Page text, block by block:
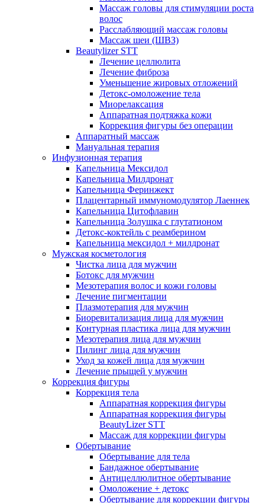
Массаж головы для стимуляции роста
волос
Расслабляющий массаж головы
Массаж шеи (ШВЗ)
Beautylizer STT
Лечение целлюлита
Лечение фиброза
Уменьшение жировых отложений
Детокс-омоложение тела
Миорелаксация
Аппаратная подтяжка кожи
Коррекция фигуры без операции
Аппаратный массаж
Мануальная терапия
Инфузионная терапия
Капельница Мексидол
Капельница Милдронат
Капельница Феринжект
Плацентарный иммуномодулятор Лаеннек
Капельница Цитофлавин
Капельница Золушка с глутатионом
Детокс-коктейль с реамберином
Капельница мексидол + милдронат
Мужская косметология
Чистка лица для мужчин
Ботокс для мужчин
Мезотерапия волос и кожи головы
Лечение пигментации
Плазмотерапия для мужчин
Биоревитализация лица для мужчин
Контурная пластика лица для мужчин
Мезотерапия лица для мужчин
Пилинг лица для мужчин
Уход за кожей лица для мужчин
Лечение прыщей у мужчин
Коррекция фигуры
Коррекция тела
Аппаратная коррекция фигуры
Аппаратная коррекция фигуры
BeautyLizer STT
Массаж для коррекции фигуры
Обертывание
Обертывание для тела
Бандажное обертывание
Антицеллюлитное обертывание
Омоложение + детокс
Обертывание для коррекции фигуры